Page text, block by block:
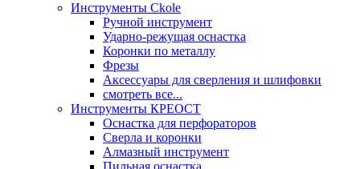
Инструменты Ckole
Ручной инструмент
Ударно‑режущая оснастка
Коронки по металлу
Фрезы
Аксессуары для сверления и шлифовки
смотреть все...
Инструменты КРЕОСТ
Оснастка для перфораторов
Сверла и коронки
Алмазный инструмент
Пильная оснастка